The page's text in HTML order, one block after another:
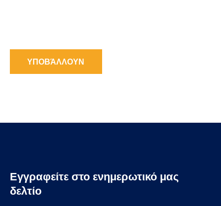
ΥΠΟΒΆΛΛΟΥΝ
Εγγραφείτε στο ενημερωτικό μας
δελτίο